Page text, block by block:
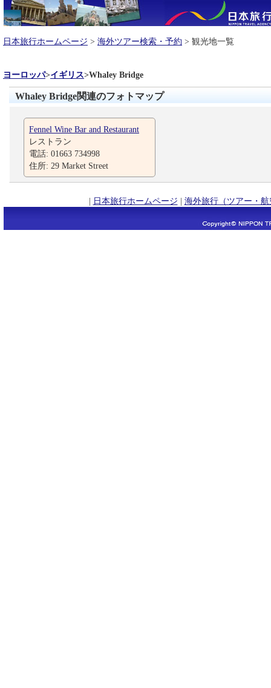
日本旅行ホームページ > 海外ツアー検索・予約 > 観光地一覧
ヨーロッパ>イギリス>Whaley Bridge
Whaley Bridge関連のフォトマップ
Fennel Wine Bar and Restaurant
レストラン
電話: 01663 734998
住所: 29 Market Street
| 日本旅行ホームページ | 海外旅行（ツアー・航